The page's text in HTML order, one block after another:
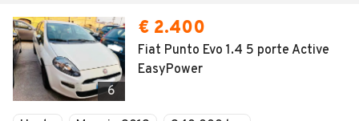
6
€ 2.400
Fiat Punto Evo 1.4 5 porte Active
EasyPower